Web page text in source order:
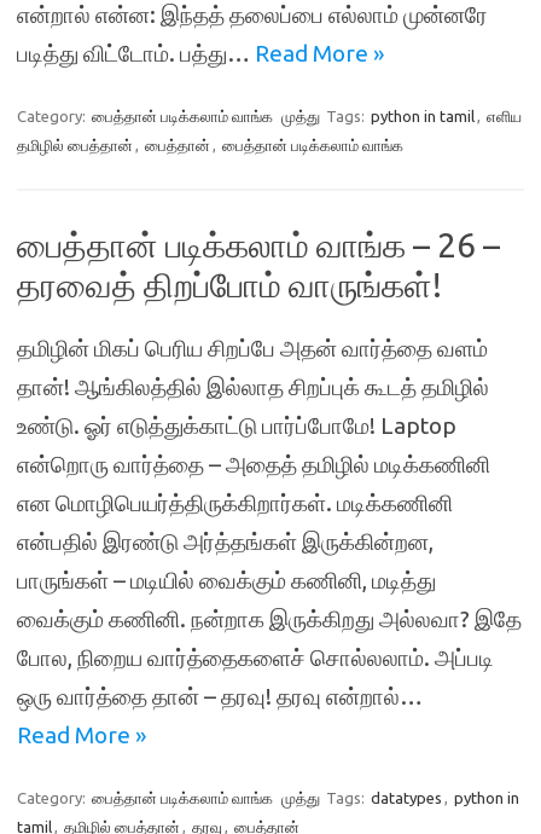
என்றால் என்ன: இந்தத் தலைப்பை எல்லாம் முன்னரே
படித்து விட்டோம். பத்து… Read More »
Category: பைத்தான் படிக்கலாம் வாங்க முத்து Tags: python in tamil, எளிய
தமிழில் பைத்தான் , பைத்தான் , பைத்தான் படிக்கலாம் வாங்க
பைத்தான் படிக்கலாம் வாங்க – 26 –
தரவைத் திறப்போம் வாருங்கள்!
தமிழின் மிகப் பெரிய சிறப்பே அதன் வார்த்தை வளம்
தான்! ஆங்கிலத்தில் இல்லாத சிறப்புக் கூடத் தமிழில்
உண்டு. ஓர் எடுத்துக்காட்டு பார்ப்போமே! Laptop
என்றொரு வார்த்தை – அதைத் தமிழில் மடிக்கணினி
என மொழிபெயர்த்திருக்கிறார்கள். மடிக்கணினி
என்பதில் இரண்டு அர்த்தங்கள் இருக்கின்றன,
பாருங்கள் – மடியில் வைக்கும் கணினி, மடித்து
வைக்கும் கணினி. நன்றாக இருக்கிறது அல்லவா? இதே
போல, நிறைய வார்த்தைகளைச் சொல்லலாம். அப்படி
ஒரு வார்த்தை தான் – தரவு! தரவு என்றால்…
Read More »
Category: பைத்தான் படிக்கலாம் வாங்க முத்து Tags: datatypes , python in
tamil, தமிழில் பைத்தான் , தரவு , பைத்தான்